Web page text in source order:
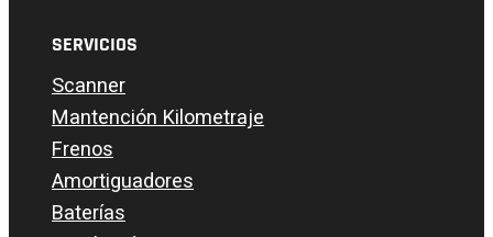
SERVICIOS
Scanner
Mantención Kilometraje
Frenos
Amortiguadores
Baterías